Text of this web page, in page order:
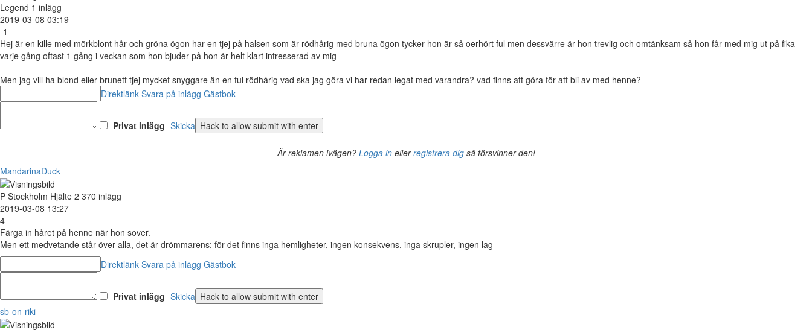
Legend 1 inlägg
2019-03-08 03:19
-1
Hej är en kille med mörkblont hår och gröna ögon har en tjej på halsen som är rödhårig med bruna ögon tycker hon är så oerhört ful men dessvärre är hon trevlig och omtänksam så hon får med mig ut på fika
varje gång oftast 1 gång i veckan som hon bjuder på hon är helt klart intresserad av mig
Men jag vill ha blond eller brunett tjej mycket snyggare än en ful rödhårig vad ska jag göra vi har redan legat med varandra? vad finns att göra för att bli av med henne?
Direktlänk Svara på inlägg Gästbok
Privat inlägg Skicka
Är reklamen ivägen? Logga inellerregistrera digså försvinner den!
MandarinaDuck
P Stockholm Hjälte 2 370 inlägg
2019-03-08 13:27
4
Färga in håret på henne när hon sover.
Men ett medvetande står över alla, det är drömmarens; för det finns inga hemligheter, ingen konsekvens, inga skrupler, ingen lag
Direktlänk Svara på inlägg Gästbok
Privat inlägg Skicka
sb-on-riki